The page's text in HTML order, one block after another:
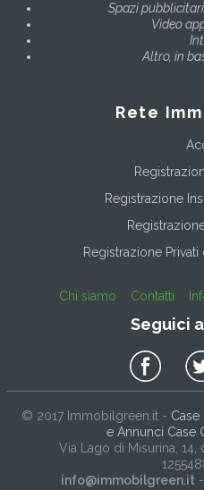
Spazi
Video
Altro, in
Rete
Registrazione
Registrazione
Chi siamo Contatti
Seguici
© 2017 Immobilgreen.it-
e Annunci Case
Via Lago di Misurina, 14
info@immobilgreen.it